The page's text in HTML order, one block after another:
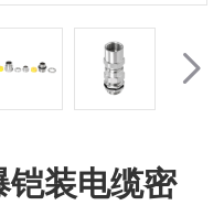
装电缆密